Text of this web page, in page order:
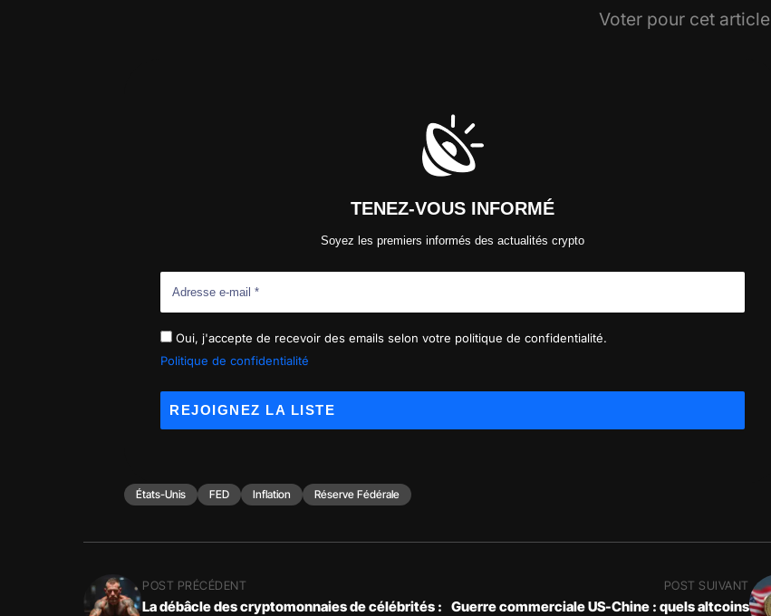
Voter pour cet article
TENEZ-VOUS INFORMÉ
Soyez les premiers informés des actualités crypto
Oui, j'accepte de recevoir des emails selon votre politique de confidentialité.
Politique de confidentialité
États-Unis FED Inflation Réserve Fédérale
POST PRÉCÉDENT
La débâcle des cryptomonnaies de célébrités :
POST SUIVANT
Guerre commerciale US-Chine : quels altcoins